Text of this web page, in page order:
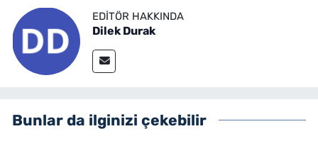
EDITÖR HAKKINDA
Dilek Durak
Bunlar da ilginizi çekebilir